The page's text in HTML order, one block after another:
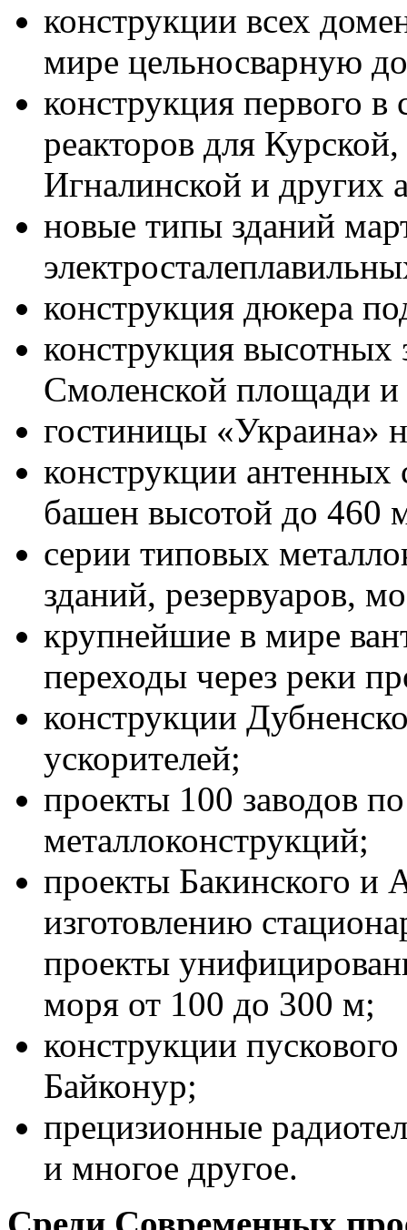
конструкции всех
мире цельносварную
конструкция первого в
реакторов для
Игналинской и других
новые типы зданий
конструкция дюкера
конструкция
Смоленской площади
гостиницы «Украина»
конструкции
башен высотой до 460
серии типовых
зданий, резервуаров,
крупнейшие в мире
переходы через реки
конструкции
ускорителей;
проекты 100 заводов
металлоконструкций;
проекты Бакинского и
изготовлению
проекты
моря от 100 до 300 м;
конструкции
Байконур;
прецизионные
и многое другое.